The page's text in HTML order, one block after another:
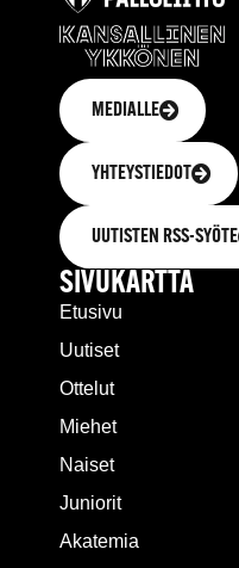
MEDIALLE
YHTEYSTIEDOT
UUTISTEN RSS-SYÖTE
SIVUKARTTA
Etusivu
Uutiset
Ottelut
Miehet
Naiset
Juniorit
Akatemia